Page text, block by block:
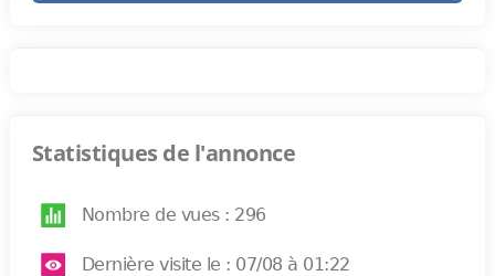
Statistiques de l'annonce
Nombre de vues : 296
Dernière visite le : 07/08 à 01:22